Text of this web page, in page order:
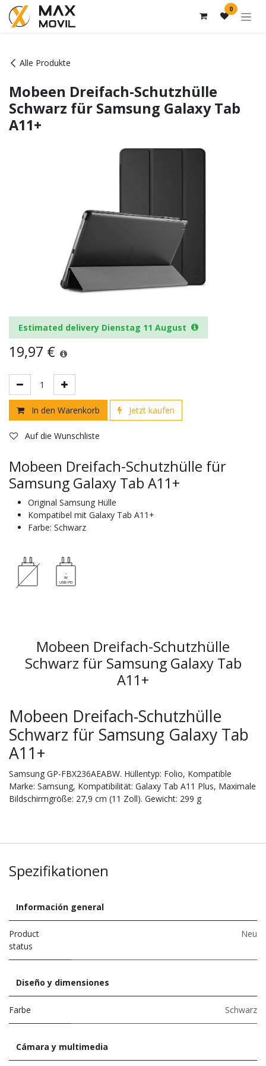
Zum Inhalt springen 0
Alle Produkte
Mobeen Dreifach-Schutzhülle
Schwarz für Samsung Galaxy Tab
A11+
Estimated delivery Dienstag 11 August
19,97 €
In den Warenkorb Jetzt kaufen
Auf die Wunschliste
Mobeen Dreifach-Schutzhülle für
Samsung Galaxy Tab A11+
Original Samsung Hülle
Kompatibel mit Galaxy Tab A11+
Farbe: Schwarz
Mobeen Dreifach-Schutzhülle
Schwarz für Samsung Galaxy Tab
A11+
Mobeen Dreifach-Schutzhülle
Schwarz für Samsung Galaxy Tab
A11+
Samsung GP-FBX236AEABW. Hüllentyp: Folio, Kompatible
Marke: Samsung, Kompatibilität: Galaxy Tab A11 Plus, Maximale
Bildschirmgröße: 27,9 cm (11 Zoll). Gewicht: 299 g
Spezifikationen
Información general
Product
status
Neu
Diseño y dimensiones
Farbe Schwarz
Cámara y multimedia